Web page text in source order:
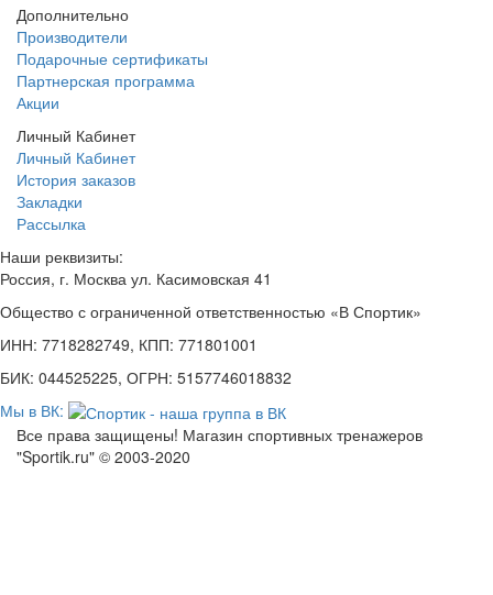
Дополнительно
Производители
Подарочные сертификаты
Партнерская программа
Акции
Личный Кабинет
Личный Кабинет
История заказов
Закладки
Рассылка
Наши реквизиты:
Россия, г. Москва ул. Касимовская 41
Общество с ограниченной ответственностью «В Спортик»
ИНН: 7718282749, КПП: 771801001
БИК: 044525225, ОГРН: 5157746018832
Мы в ВК:
Все права защищены! Магазин спортивных тренажеров
"Sportik.ru" © 2003-2020